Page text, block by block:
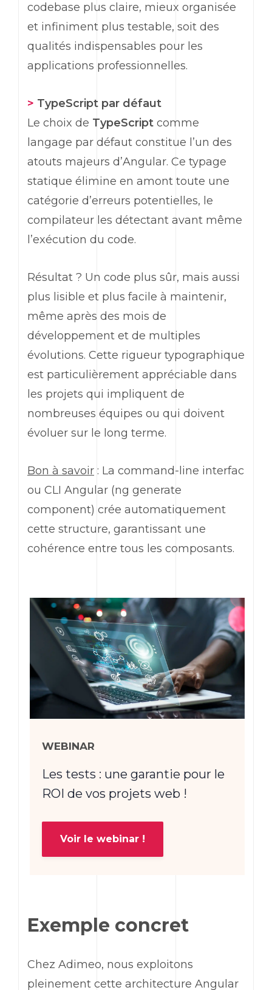
codebase plus claire, mieux organisée
et infiniment plus testable, soit des
qualités indispensables pour les
applications professionnelles.
> TypeScript par défaut
Le choix de TypeScript comme
langage par défaut constitue l’un des
atouts majeurs d’Angular. Ce typage
statique élimine en amont toute une
catégorie d’erreurs potentielles, le
compilateur les détectant avant même
l’exécution du code.
Résultat ? Un code plus sûr, mais aussi
plus lisible et plus facile à maintenir,
même après des mois de
développement et de multiples
évolutions. Cette rigueur typographique
est particulièrement appréciable dans
les projets qui impliquent de
nombreuses équipes ou qui doivent
évoluer sur le long terme.
Bon à savoir : La command-line interfac
ou CLI Angular (ng generate
component) crée automatiquement
cette structure, garantissant une
cohérence entre tous les composants.
WEBINAR
Les tests : une garantie pour le
ROI de vos projets web !
Voir le webinar !
Exemple concret
Chez Adimeo, nous exploitons
pleinement cette architecture Angular